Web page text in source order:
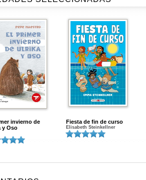
invierno de
y Oso
Fiesta de fin de curso
Elisabeth Steinkellner